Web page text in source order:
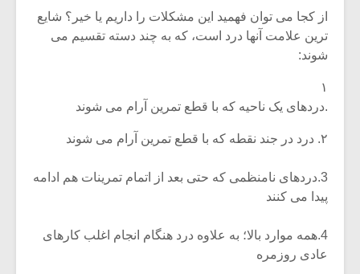
از کجا می توان فهمید این مشکلات را داریم یا خیر؟ شایع
ترین علامت آنها درد است، که به چند دسته تقسیم می
شوند:
۱
.دردهای یک ناحیه که با قطع تمرین آرام می شوند
۲. درد در جند نقطه که با قطع تمرین آرام می شوند
3.دردهای نامنظمی که حتی بعد از اتمام تمرینات هم ادامه
پیدا می کنند
4.همه موارد بالا؛ به علاوه درد هنگام انجام اغلب کارهای
عادی روزمره